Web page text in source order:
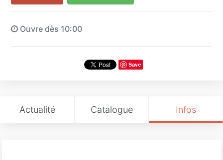
Ouvre dès 10:00
Save
Actualité Catalogue Infos